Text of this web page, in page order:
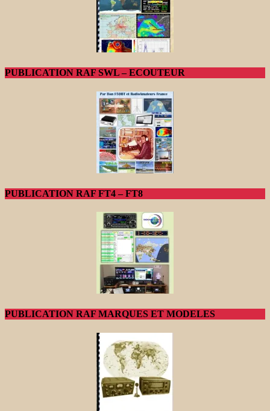
PUBLICATION RAF SWL – ECOUTEUR
PUBLICATION RAF FT4 – FT8
PUBLICATION RAF MARQUES ET MODELES